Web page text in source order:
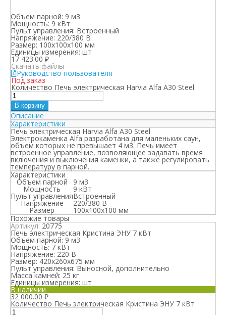
Объем парной: 9 м3
Мощность: 9 кВт
Пульт управления: Встроенный
Напряжение: 220/380 В
Размер: 100х100х100 мм
Единицы измерения: шт
17 423.00 ₽
Скачать файлы
Руководство пользователя
Под заказ
Количество Печь электрическая Harvia Alfa A30 Steel
В корзину
Описание
Характеристики
Печь электрическая Harvia Alfa A30 Steel
Электрокаменка Alfa разработана для маленьких саун,
объем которых не превышает 4 м3. Печь имеет
встроенное управление, позволяющее задавать время
включения и выключения каменки, а также регулировать
температуру в парной.
Характеристики
Объем парной 9 м3
Мощность 9 кВт
Пульт управленияВстроенный
Напряжение 220/380 В
Размер
100х100х100 мм
Похожие товары
Артикул:20775
Печь электрическая Кристина ЭНУ 7 кВт
Объем парной: 9 м3
Мощность: 7 кВт
Напряжение: 220 В
Размер: 420х260х675 мм
Пульт управления: Выносной, дополнительно
Масса камней: 25 кг
Единицы измерения: шт
В наличии
32 000.00₽
Количество Печь электрическая Кристина ЭНУ 7 кВт